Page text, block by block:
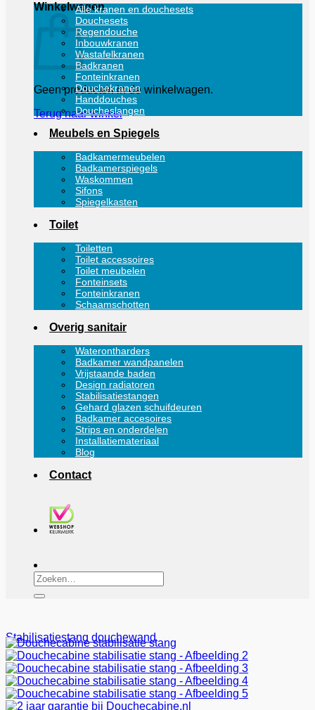
Winkelwagen
Geen producten in de winkelwagen.
Terug naar winkel
Alle kranen en douchesets
Douchesets
Regendouche
Inbouwkranen
Wastafelkranen
Badkranen
Fonteinkranen
Douchekranen
Handdouches
Doucheslangen
Meubels en Spiegels
Badkamermeubelen
Badkamerspiegels
Waskommen
Sifons
Spiegelkasten
Toilet
Toiletten
Toilet accessoires
Toilet meubelen
Fonteinsets
Fonteinkranen
Schaamschotten
Overig sanitair
Waterontharders
Badkamer wandpanelen
Vrijstaande baden
Design radiatoren
Stabilisatiestangen
Gehard glazen schuifdeuren
Badkamer accesoires
Strips en onderdelen
Installatiemateriaal
Blog
Contact
Zoeken
naar:
Stabilisatiestang douchewand